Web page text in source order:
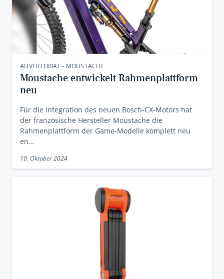
ADVERTORIAL - MOUSTACHE
Moustache entwickelt Rahmenplattform
neu
Für die Integration des neuen Bosch-CX-Motors hat
der französische Hersteller Moustache die
Rahmenplattform der Game-Modelle komplett neu
en…
10. Oktober 2024